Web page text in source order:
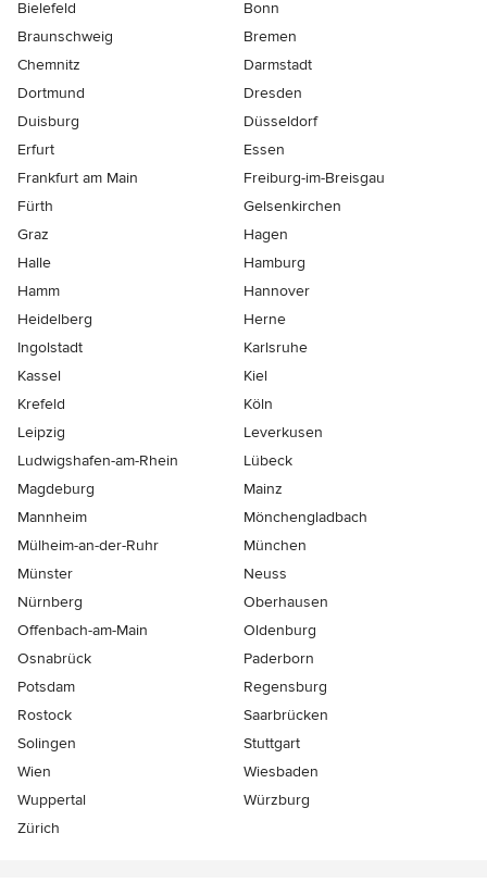
Bielefeld
Bonn
Braunschweig
Bremen
Chemnitz
Darmstadt
Dortmund
Dresden
Duisburg
Düsseldorf
Erfurt
Essen
Frankfurt am Main
Freiburg-im-Breisgau
Fürth
Gelsenkirchen
Graz
Hagen
Halle
Hamburg
Hamm
Hannover
Heidelberg
Herne
Ingolstadt
Karlsruhe
Kassel
Kiel
Krefeld
Köln
Leipzig
Leverkusen
Ludwigshafen-am-Rhein
Lübeck
Magdeburg
Mainz
Mannheim
Mönchen­gladbach
Mülheim-an-der-Ruhr
München
Münster
Neuss
Nürnberg
Oberhausen
Offenbach-am-Main
Oldenburg
Osnabrück
Paderborn
Potsdam
Regensburg
Rostock
Saarbrücken
Solingen
Stuttgart
Wien
Wiesbaden
Wuppertal
Würzburg
Zürich